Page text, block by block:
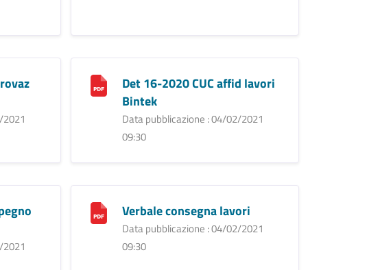
Det 16-2020 CUC affid lavori
Bintek
Data pubblicazione : 04/02/2021
09:30
Verbale consegna lavori
Data pubblicazione : 04/02/2021
09:30